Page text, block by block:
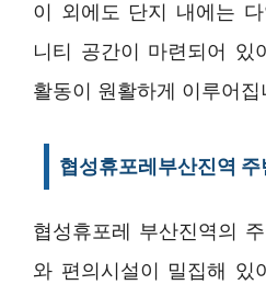
이 외에도 단지 내에는
니티 공간이 마련되어 있
활동이 원활하게 이루어집
협성휴포레부산진역 주
협성휴포레 부산진역의
와 편의시설이 밀집해 있